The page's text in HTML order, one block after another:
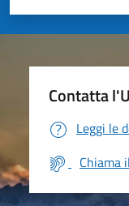
Valuta
Valuta 3
Valuta 2 stelle
Valuta 1 stelle su 5
Contatta
Leggi le
Chiama